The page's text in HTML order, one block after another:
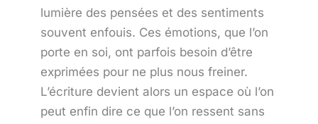
lumière des pensées et des sentiments
souvent enfouis. Ces émotions, que l’on
porte en soi, ont parfois besoin d’être
exprimées pour ne plus nous freiner.
L’écriture devient alors un espace où l’on
peut enfin dire ce que l’on ressent sans